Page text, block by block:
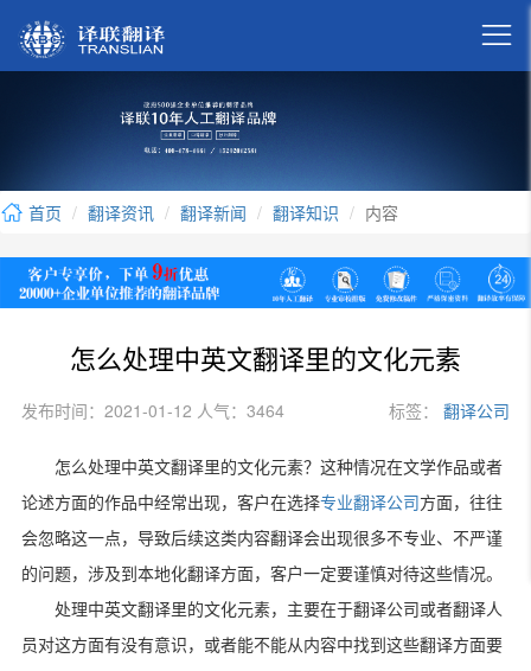

首页 翻译资讯 翻译新闻 翻译知识 内容
怎么处理中英文翻译里的文化元素
发布时间：2021-01-12 人气：3464 标签： 翻译公司
怎么处理中英文翻译里的文化元素？这种情况在文学作品或者
论述方面的作品中经常出现，客户在选择专业翻译公司 方面，往往
会忽略这一点，导致后续这类内容翻译会出现很多不专业、不严谨
的问题，涉及到本地化翻译方面，客户一定要谨慎对待这些情况。
处理中英文翻译里的文化元素，主要在于翻译公司或者翻译人
员对这方面有没有意识，或者能不能从内容中找到这些翻译方面要